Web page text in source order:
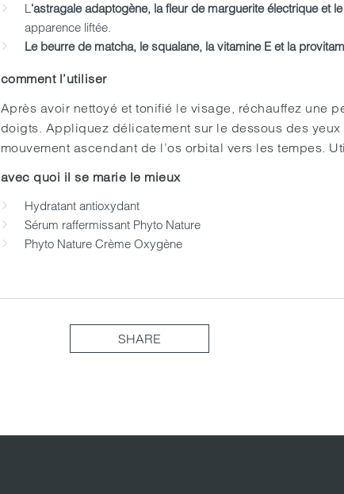
L‘astragale adaptogène, la fleur de marguerite électrique et
apparence liftée.
Le beurre de matcha, le squalane, la vitamine E et la
comment l’utiliser
Après avoir nettoyé et tonifié le visage, réchauffez une
doigts. Appliquez délicatement sur le dessous des
mouvement ascendant de l’os orbital vers les tempes.
avec quoi il se marie le mieux
Hydratant antioxydant
Sérum raffermissant Phyto Nature
Phyto Nature Crème Oxygène
SHARE